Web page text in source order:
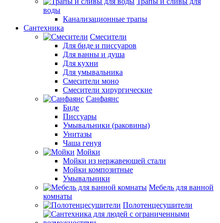
воды
Канализационные трапы
Сантехника
Смесители
Для биде и писсуаров
Для ванны и душа
Для кухни
Для умывальника
Смесители моно
Смесители хирургические
Санфаянс
Биде
Писсуары
Умывальники (раковины)
Унитазы
Чаша генуя
Мойки
Мойки из нержавеющей стали
Мойки композитные
Умывальники
Мебель для ванной
комнаты
Полотенцесушители